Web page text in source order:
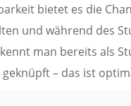
bietet es die
und während des
man bereits als
– das ist